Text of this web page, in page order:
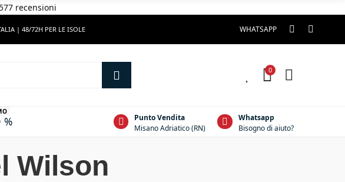
recensioni
| 48/72H PER LE ISOLE WHATSAPP
0
%
Punto Vendita
Misano Adriatico (RN)
Whatsapp
Bisogno di aiuto?
Wilson